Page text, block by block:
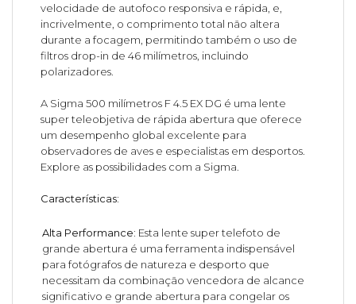
velocidade de autofoco responsiva e rápida, e,
incrivelmente, o comprimento total não altera
durante a focagem, permitindo também o uso de
filtros drop-in de 46 milímetros, incluindo
polarizadores.
A Sigma 500 milímetros F 4.5 EX DG é uma lente
super teleobjetiva de rápida abertura que oferece
um desempenho global excelente para
observadores de aves e especialistas em desportos.
Explore as possibilidades com a Sigma.
Características:
Alta Performance: Esta lente super telefoto de
grande abertura é uma ferramenta indispensável
para fotógrafos de natureza e desporto que
necessitam da combinação vencedora de alcance
significativo e grande abertura para congelar os